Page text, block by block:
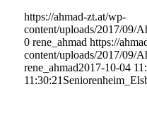
https://ahmad-zt.at/wp-
content/uploads/2017/09/
0 rene_ahmad https://
content/uploads/2017/09/
rene_ahmad2017-10-04
11:30:21